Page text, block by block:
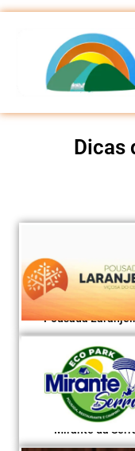
Dicas
Pousada
Mirante da